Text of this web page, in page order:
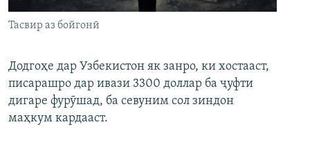
Тасвир аз бойгонӣ
Додгоҳе дар Узбекистон як занро, ки хостааст,
писарашро дар ивази 3300 доллар ба ҷуфти
дигаре фурӯшад, ба севуним сол зиндон
маҳкум кардааст.